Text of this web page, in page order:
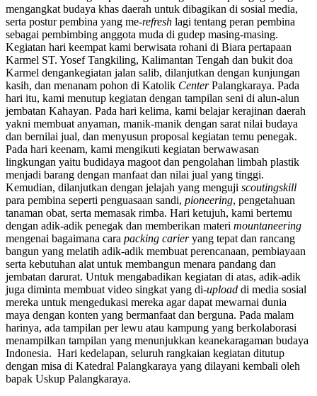
mengangkat budaya khas daerah untuk dibagikan di sosial media,
serta postur pembina yang me-refresh lagi tentang peran pembina
sebagai pembimbing anggota muda di gudep masing-masing.
Kegiatan hari keempat kami berwisata rohani di Biara pertapaan
Karmel ST. Yosef Tangkiling, Kalimantan Tengah dan bukit doa
Karmel dengankegiatan jalan salib, dilanjutkan dengan kunjungan
kasih, dan menanam pohon di Katolik CenterPalangkaraya. Pada
hari itu, kami menutup kegiatan dengan tampilan seni di alun-alun
jembatan Kahayan. Pada hari kelima, kami belajar kerajinan daerah
yakni membuat anyaman, manik-manik dengan sarat nilai budaya
dan bernilai jual, dan menyusun proposal kegiatan temu penegak.
Pada hari keenam, kami mengikuti kegiatan berwawasan
lingkungan yaitu budidaya magoot dan pengolahan limbah plastik
menjadi barang dengan manfaat dan nilai jual yang tinggi.
Kemudian, dilanjutkan dengan jelajah yang menguji scoutingskill
para pembina seperti penguasaan sandi, pioneering, pengetahuan
tanaman obat, serta memasak rimba. Hari ketujuh, kami bertemu
dengan adik-adik penegak dan memberikan materi mountaneering
mengenai bagaimana cara packing carieryang tepat dan rancang
bangun yang melatih adik-adik membuat perencanaan, pembiayaan
serta kebutuhan alat untuk membangun menara pandang dan
jembatan darurat. Untuk mengabadikan kegiatan di atas, adik-adik
juga diminta membuat video singkat yang di-upload di media sosial
mereka untuk mengedukasi mereka agar dapat mewarnai dunia
maya dengan konten yang bermanfaat dan berguna. Pada malam
harinya, ada tampilan per lewu atau kampung yang berkolaborasi
menampilkan tampilan yang menunjukkan keanekaragaman budaya
Indonesia. Hari kedelapan, seluruh rangkaian kegiatan ditutup
dengan misa di Katedral Palangkaraya yang dilayani kembali oleh
bapak Uskup Palangkaraya.